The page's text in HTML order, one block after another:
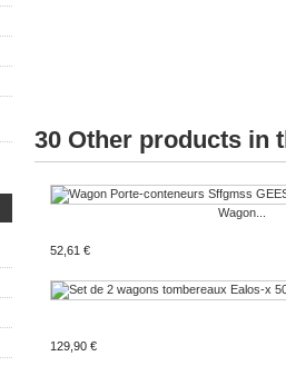
30 Other products in
Wagon...
52,61 €
129,90 €